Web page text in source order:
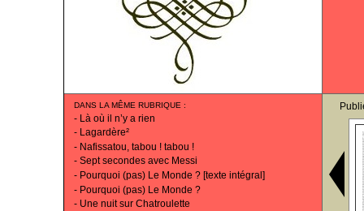
DANS LA MÊME RUBRIQUE :
- Là où il n’y a rien
- Lagardère²
- Nafissatou, tabou ! tabou !
- Sept secondes avec Messi
- Pourquoi (pas) Le Monde ? [texte intégral]
- Pourquoi (pas) Le Monde ?
- Une nuit sur Chatroulette